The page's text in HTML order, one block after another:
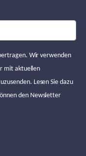
Wir verwenden
mit aktuellen
Lesen Sie dazu
den Newsletter